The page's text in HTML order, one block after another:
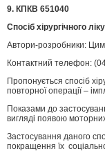
9. КПКВ 651040
Спосіб хірургічного
Автори-розробники:
Контактний телефон:
Пропонується спосіб
повторної операції –
Показами до
вигляді появою
Застосування даного
покращення їх